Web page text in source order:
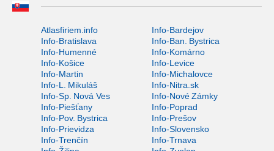
Atlasfiriem.info
Info-Bardejov
Info-Bratislava
Info-Ban. Bystrica
Info-Humenné
Info-Komárno
Info-Košice
Info-Levice
Info-Martin
Info-Michalovce
Info-L. Mikuláš
Info-Nitra.sk
Info-Sp. Nová Ves
Info-Nové Zámky
Info-Piešťany
Info-Poprad
Info-Pov. Bystrica
Info-Prešov
Info-Prievidza
Info-Slovensko
Info-Trenčín
Info-Trnava